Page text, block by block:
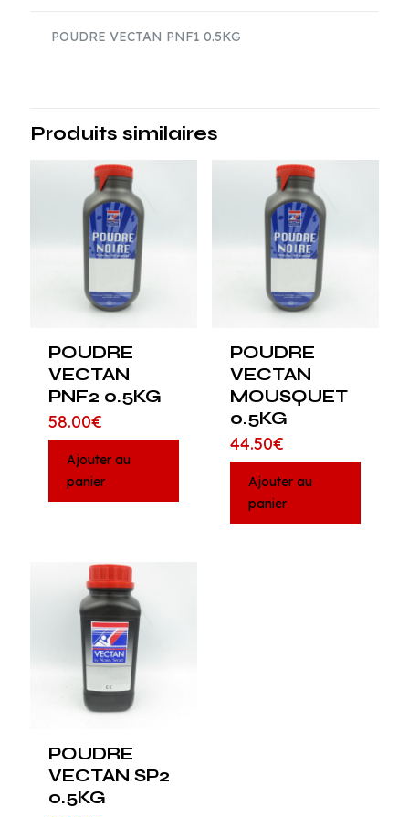
POUDRE VECTAN PNF1 0.5KG
Produits similaires
POUDRE
VECTAN
PNF2 0.5KG
58.00€
Ajouter au
panier
POUDRE
VECTAN
MOUSQUET
0.5KG
44.50€
Ajouter au
panier
POUDRE
VECTAN SP2
0.5KG